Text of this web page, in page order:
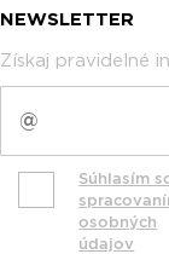
NEWSLETTER
Získaj pravidelné
Súhlasím
osobných
údajov